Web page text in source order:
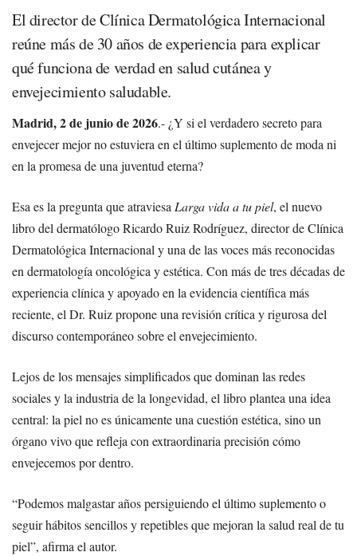
El director de Clínica Dermatológica Internacional
reúne más de 30 años de experiencia para explicar
qué funciona de verdad en salud cutánea y
envejecimiento saludable.
Madrid, 2 de junio de 2026.- ¿Y si el verdadero secreto para
envejecer mejor no estuviera en el último suplemento de moda ni
en la promesa de una juventud eterna?
Esa es la pregunta que atraviesaLarga vida a tu piel, el nuevo
libro del dermatólogo Ricardo Ruiz Rodríguez, director de Clínica
Dermatológica Internacional y una de las voces más reconocidas
en dermatología oncológica y estética. Con más de tres décadas de
experiencia clínica y apoyado en la evidencia científica más
reciente, el Dr. Ruiz propone una revisión crítica y rigurosa del
discurso contemporáneo sobre el envejecimiento.
Lejos de los mensajes simplificados que dominan las redes
sociales y la industria de la longevidad, el libro plantea una idea
central: la piel no es únicamente una cuestión estética, sino un
órgano vivo que refleja con extraordinaria precisión cómo
envejecemos por dentro.
“Podemos malgastar años persiguiendo el último suplemento o
seguir hábitos sencillos y repetibles que mejoran la salud real de tu
piel”, afirma el autor.